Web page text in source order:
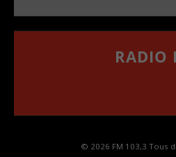
RADIO
© 2026 FM 103,3 Tous